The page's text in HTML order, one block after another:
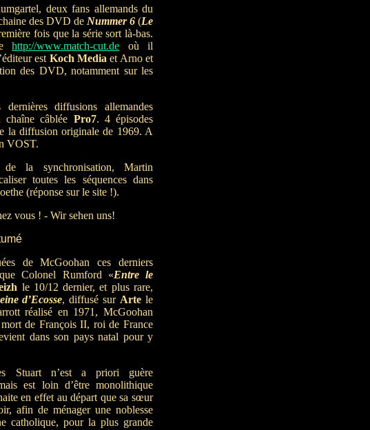
deux fans allemands du
des DVD de Nummer 6 (Le
fois que la série sort là-bas.
http://www.match-cut.de où il
est Koch Media et Arno et
des DVD, notamment sur les
diffusions allemandes
câblée Pro7. 4 épisodes
la diffusion originale de 1969. A
VOST.
la synchronisation, Martin
toutes les séquences dans
(réponse sur le site !).
vous ! - Wir sehen uns!
de McGoohan ces derniers
Colonel Rumford «Entre le
le 10/12 dernier, et plus rare,
d’Ecosse, diffusé sur Arte le
réalisé en 1971, McGoohan
de François II, roi de France
dans son pays natal pour y
Stuart n’est a priori guère
est loin d’être monolithique
en effet au départ que sa sœur
afin de ménager une noblesse
catholique, pour la plus grande